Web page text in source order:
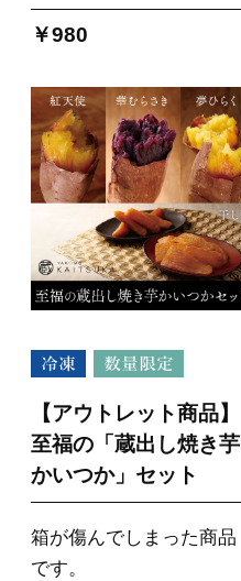
￥980
【アウトレット商品】
至福の「蔵出し焼き芋
かいつか」セット
箱が傷んでしまった商品
です。